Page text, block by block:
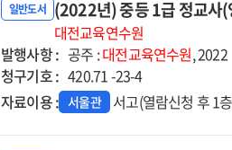
일반도서 (2022년) 중등 1급 정교사
대전교육연수원
발행사항 : 공주 :대전교육연수원, 2022
청구기호 : 420.71 -23-4
자료이용 : 서울관 서고(열람신청 후 1